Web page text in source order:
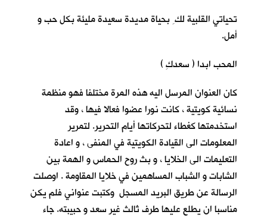
تحياتي القلبية لك ِ بحياة مديدة سعيدة مليئة بكل حب و
أمل.
المحب ابدا ( سعدكِ )
كان العنوان المرسل اليه هذه المرة مختلفا فهو منظمة
نسائية كويتية ، كانت نورا عضوا فعالا فيها ، وقد
استخدمتها كغطاء لتحركاتها أيام التحرير. لتمرير
المعلومات الى القيادة الكويتية في المنفى ، و اعادة
التعليمات الى الخلايا ، و بث روح الحماس و الهمة بين
الشابات و الشباب المساهمين في خلايا المقاومة . اوصلت
الرسالة عن طريق البريد المسجل وكتبت عنواني فلم يكن
مناسبا ان يطلع عليها طرف ثالث غير سعد و حبيبته. جاء